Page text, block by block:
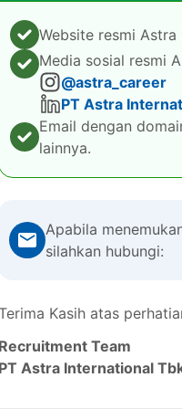
Talent Pool
Website resmi Astra
Media sosial resmi
@astra_career
PT Astra
Email dengan
lainnya.
Apabila
silahkan hubungi:
Kasih atas
Recruitment Team
PT Astra International